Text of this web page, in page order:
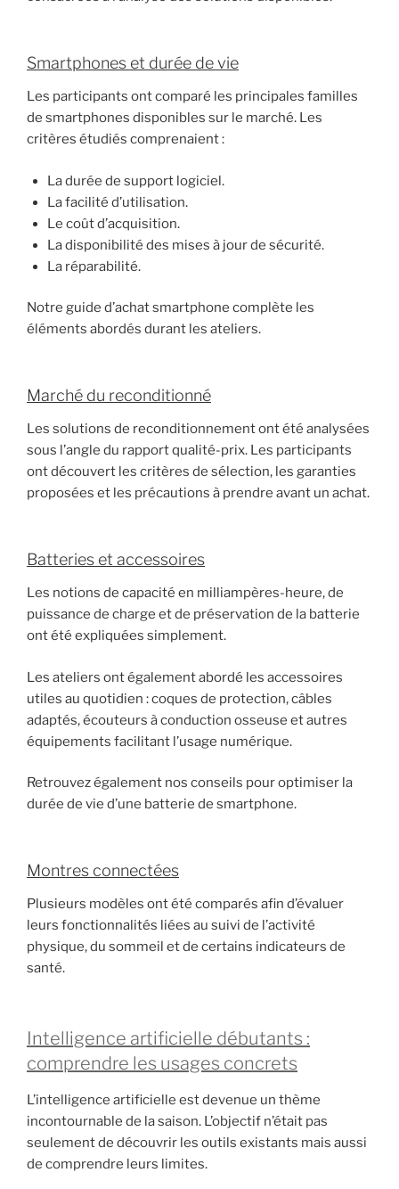
Smartphones et durée de vie
Les participants ont comparé les principales familles
de smartphones disponibles sur le marché. Les
critères étudiés comprenaient :
La durée de support logiciel.
La facilité d’utilisation.
Le coût d’acquisition.
La disponibilité des mises à jour de sécurité.
La réparabilité.
Notre guide d’achat smartphone complète les
éléments abordés durant les ateliers.
Marché du reconditionné
Les solutions de reconditionnement ont été analysées
sous l’angle du rapport qualité-prix. Les participants
ont découvert les critères de sélection, les garanties
proposées et les précautions à prendre avant un achat.
Batteries et accessoires
Les notions de capacité en milliampères-heure, de
puissance de charge et de préservation de la batterie
ont été expliquées simplement.
Les ateliers ont également abordé les accessoires
utiles au quotidien : coques de protection, câbles
adaptés, écouteurs à conduction osseuse et autres
équipements facilitant l’usage numérique.
Retrouvez également nos conseils pour optimiser la
durée de vie d’une batterie de smartphone.
Montres connectées
Plusieurs modèles ont été comparés afin d’évaluer
leurs fonctionnalités liées au suivi de l’activité
physique, du sommeil et de certains indicateurs de
santé.
Intelligence artificielle débutants :
comprendre les usages concrets
L’intelligence artificielle est devenue un thème
incontournable de la saison. L’objectif n’était pas
seulement de découvrir les outils existants mais aussi
de comprendre leurs limites.